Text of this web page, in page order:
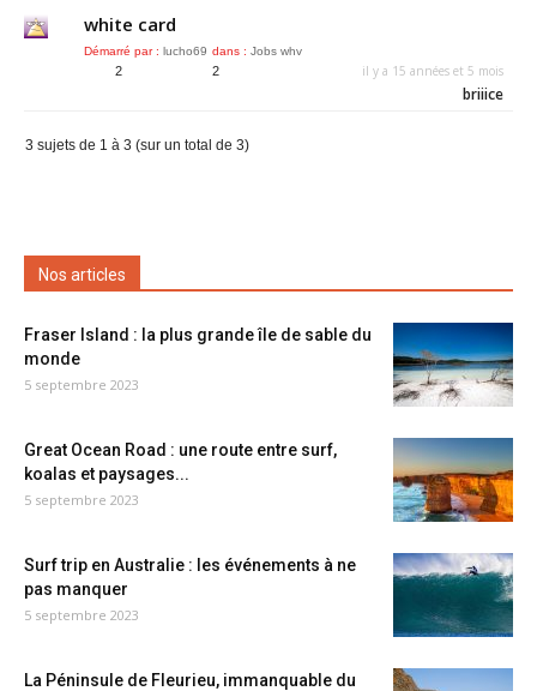
white card
Démarré par : lucho69 dans : Jobs whv
2 2 il y a 15 années et 5 mois
briiice
3 sujets de 1 à 3 (sur un total de 3)
Nos articles
Fraser Island : la plus grande île de sable du
monde
5 septembre 2023
Great Ocean Road : une route entre surf,
koalas et paysages...
5 septembre 2023
Surf trip en Australie : les événements à ne
pas manquer
5 septembre 2023
La Péninsule de Fleurieu, immanquable du